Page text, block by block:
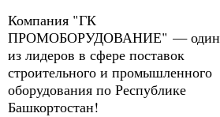
Компания "ГК
ПРОМОБОРУДОВАНИЕ" — один
из лидеров в сфере поставок
строительного и промышленного
оборудования по Республике
Башкортостан!